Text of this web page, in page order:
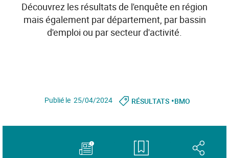
Découvrez les résultats de l'enquête en région
mais également par département, par bassin
d'emploi ou par secteur d'activité.
Publié le 25/04/2024 RÉSULTATS•BMO